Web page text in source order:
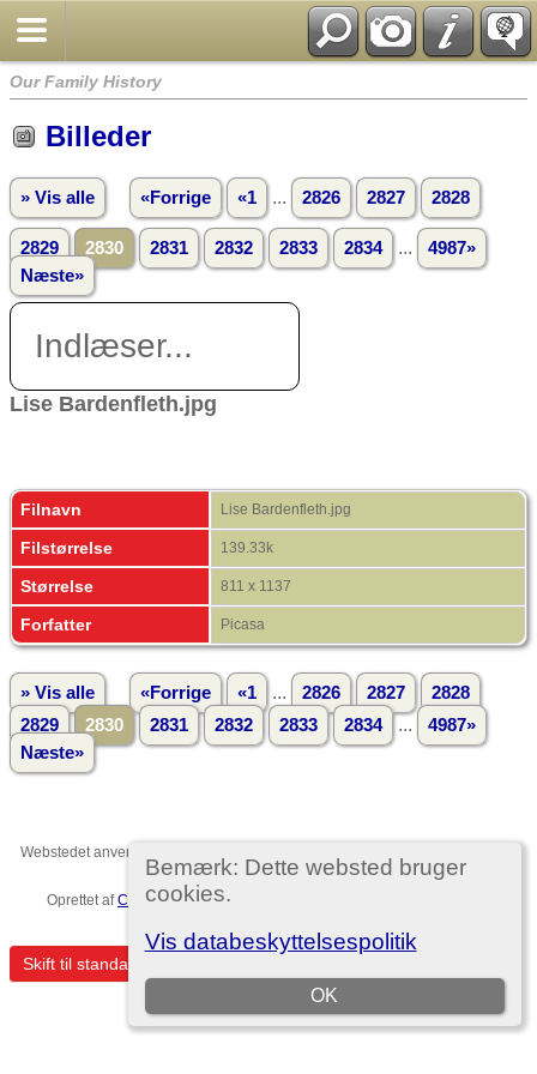
Our Family History
Bemærk: Dette websted bruger
cookies.
Vis databeskyttelsespolitik
OK
Billeder
» Vis alle «Forrige «1 ... 2826 2827 2828
2829 2830 2831 2832 2833 2834 ...
4987»
Næste»
Indlæser...
Lise Bardenfleth.jpg
Filnavn Lise Bardenfleth.jpg
Filstørrelse 139.33k
Størrelse 811 x 1137
Forfatter Picasa
» Vis alle «Forrige «1 ... 2826 2827
2828
2829
2830 2831 2832 2833 2834 ...
4987»
Næste»
Webstedet anvender
forfattet af Darrin Lythgoe © 2001-2026.
Oprettet afChristian Ditlev Reventlow
Template no. 7
Skift til standardvisning